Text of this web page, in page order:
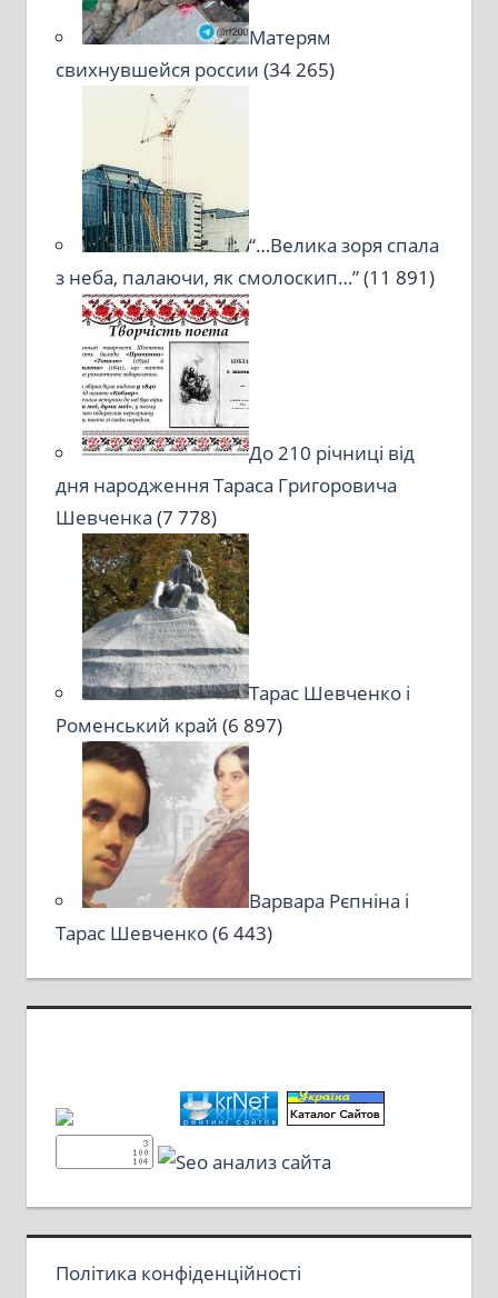
Матерям
свихнувшейся россии (34 265)
“…Велика зоря спала
з неба, палаючи, як смолоскип…”(11 891)
До 210 річниці від
дня народження Тараса Григоровича
Шевченка (7 778)
Тарас Шевченко і
Роменський край (6 897)
Варвара Рєпніна і
Тарас Шевченко(6 443)
Політика конфіденційності